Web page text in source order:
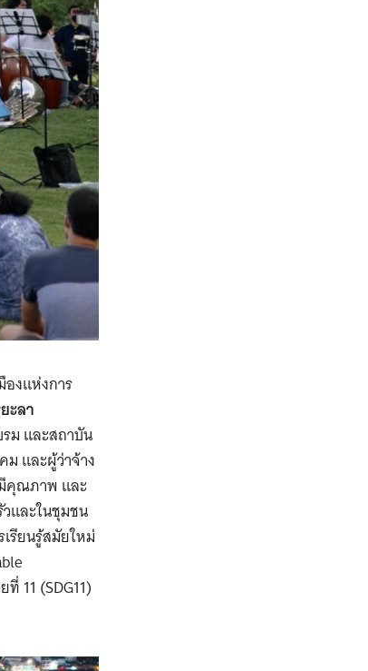
องแห่งการ
ะลา
ม และสถาบัน
และผู้ว่าจ้าง
มีคุณภาพ และ
และในชุมชน
รียนรู้สมัยใหม่
11 (SDG11)